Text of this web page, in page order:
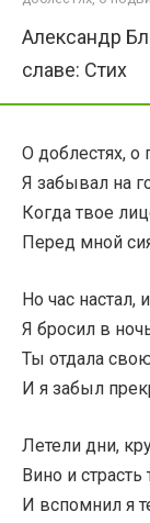
Александр
славе: Стих
О доблестях, о
Я забывал на
Когда твое
Перед мной
Но час настал,
Я бросил в
Ты отдала
И я забыл
Летели дни,
Вино и
И вспомнил я